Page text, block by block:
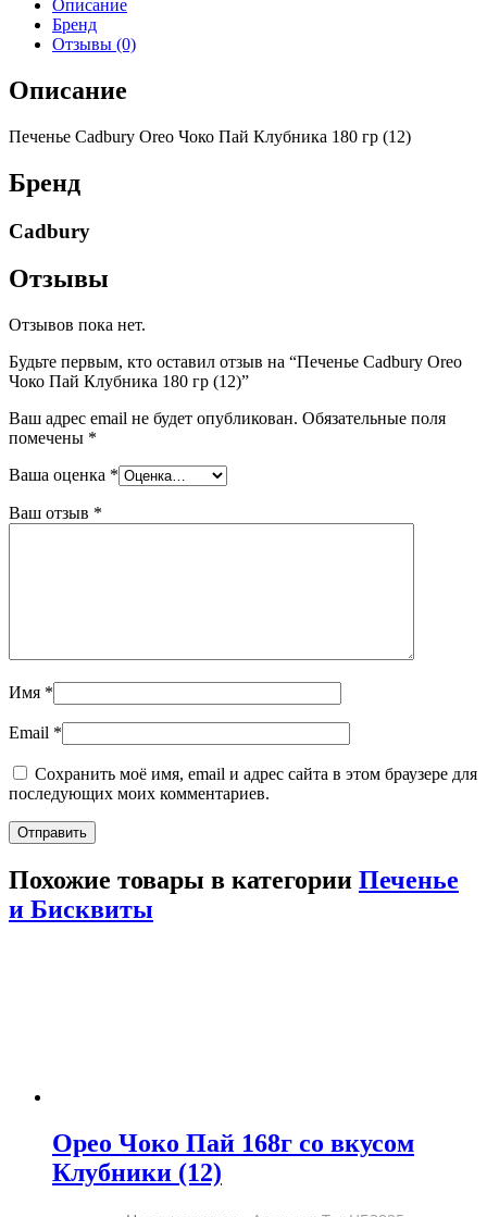
Описание
Бренд
Отзывы (0)
Описание
Печенье Cadbury Oreo Чоко Пай Клубника 180 гр (12)
Бренд
Cadbury
Отзывы
Отзывов пока нет.
Будьте первым, кто оставил отзыв на “Печенье Cadbury Oreo
Чоко Пай Клубника 180 гр (12)”
Ваш адрес email не будет опубликован. Обязательные поля
помечены *
Ваша оценка *
Ваш отзыв *
Имя *
Email *
Сохранить моё имя, email и адрес сайта в этом браузере для
последующих моих комментариев.
Похожие товары в категории Печенье
и Бисквиты
Орео Чоко Пай 168г со вкусом
Клубники (12)